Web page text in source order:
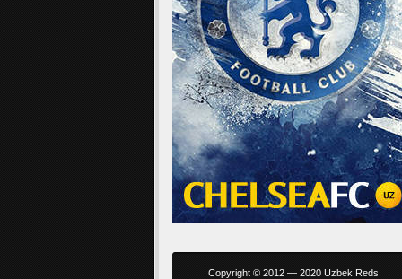
Copyright © 2012 — 2020 Uzbek Reds